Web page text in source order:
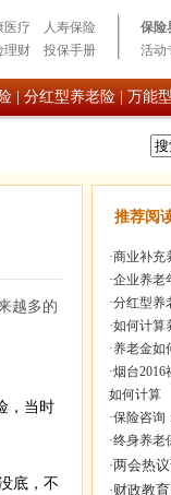
医疗
人寿保险
理财 投保手册
保险
活动
分红型养老险 万能
越多的
，当时
底，不
推荐阅
·商业补充
·企业养老
·分红型养
·如何计算
·养老金如
·烟台
如何计算
·保险咨询
·终身养老